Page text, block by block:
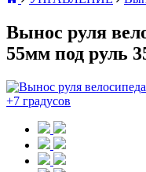
Вынос руля
55мм под руль